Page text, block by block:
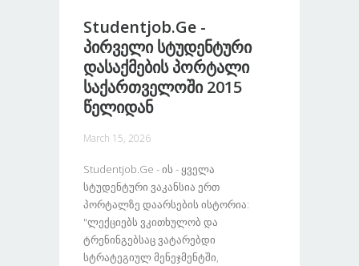
Studentjob.ge -
Პირველი Სტუდენტური
Დასაქმების Პორტალი
Საქართველოში 2015
Წელიდან
March 15, 2026
Studentjob.ge - Ის - Ყველა
Სტუდენტური Ვაკანსია Ერთ
Პორტალზე Დაარსების Ისტორია:
"ლექციებს Ვკითხულობ Და
Ტრენინგებსაც Ვატარებდი
Სტრატეგიულ Მენეჯმენტში,